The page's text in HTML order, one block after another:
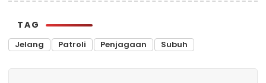
TAG
Jelang Patroli Penjagaan Subuh